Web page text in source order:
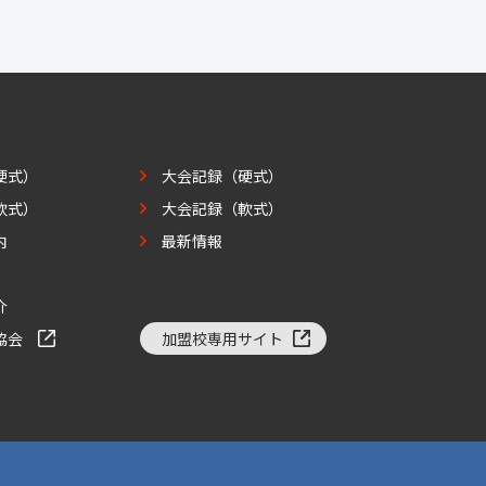
）
）
大会記録（硬式）
大会記録（軟式）
最新情報
会 加盟校専用サイト